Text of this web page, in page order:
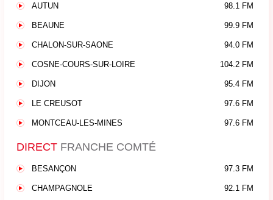
AUTUN 98.1 FM
BEAUNE 99.9 FM
CHALON-SUR-SAONE 94.0 FM
COSNE-COURS-SUR-LOIRE 104.2 FM
DIJON 95.4 FM
LE CREUSOT 97.6 FM
MONTCEAU-LES-MINES 97.6 FM
DIRECT FRANCHE COMTÉ
BESANÇON 97.3 FM
CHAMPAGNOLE 92.1 FM